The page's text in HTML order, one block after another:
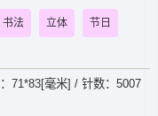
书法 立体 节日
71*83[毫米] / 针数：5007